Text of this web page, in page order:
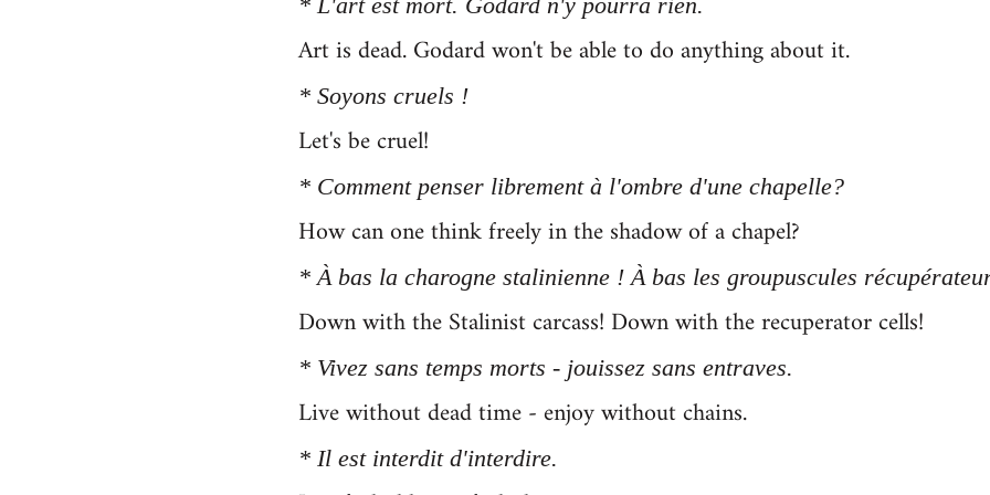
Art is dead. Godard won't be able to do anything about it.
* Soyons cruels !
Let's be cruel!
* Comment penser librement à l'ombre d'une chapelle?
How can one think freely in the shadow of a chapel?
* À bas la charogne stalinienne ! À bas les groupuscules
Down with the Stalinist carcass! Down with the recuperator cells!
* Vivez sans temps morts - jouissez sans entraves.
Live without dead time - enjoy without chains.
* Il est interdit d'interdire.